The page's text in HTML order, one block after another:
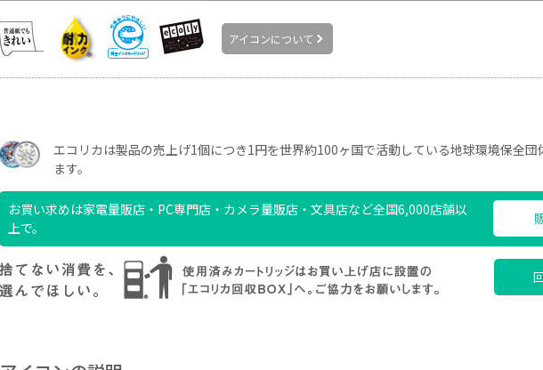
アイコンについて
エコリカは製品の売上げ1個につき1円を世界約100ヶ国で活動している地球環境保全団
ます。
お買い求めは家電量販店・PC専門店・カメラ量販店・文具店など全国6,000店舗以
上で。